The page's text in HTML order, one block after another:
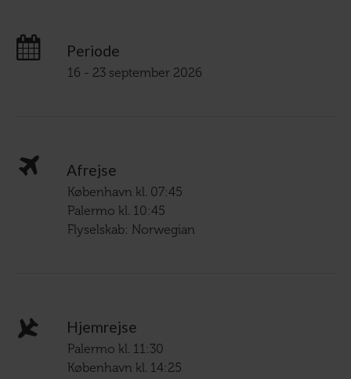
Periode
16 - 23 september 2026
Afrejse
København kl. 07:45
Palermo kl. 10:45
Flyselskab: Norwegian
Hjemrejse
Palermo kl. 11:30
København kl. 14:25